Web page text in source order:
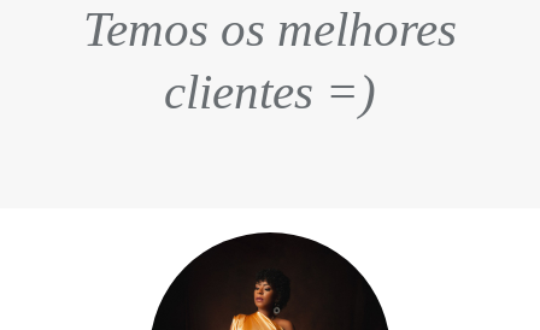
Temos os melhores
clientes =)